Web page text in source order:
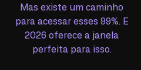
Mas existe um caminho
para acessar esses 99%. E
2026 oferece a janela
perfeita para isso.